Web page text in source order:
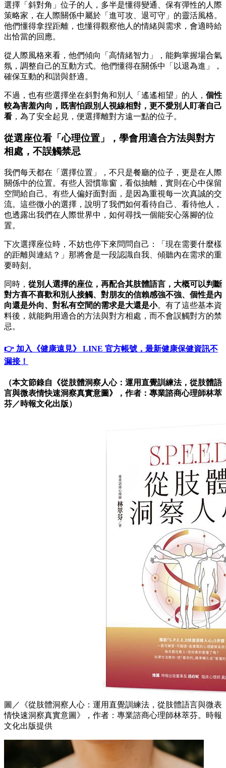
選擇「斜對角」位子的人，多半是懂得變通、保有彈性的人際
策略家，在人際關係中屬於「進可攻、退可守」的靈活風格。
他們懂得拿捏距離，也懂得觀察他人的情緒與需求，會適時給
出恰當的回應。
從人際風格來看，他們傾向「高情緒智力」，能夠掌握場合氣
氛，調整自己的互動方式。他們懂得在關係中「以退為進」，
確保互動的和諧與舒適。
不過，也有些選擇坐在斜對角和別人「遙遙相望」的人， 個性
較為害羞內向，既害怕跟別人視線相對，更不愛別人盯著自己
看 ，為了安全起見，便選擇離對方遠一點的位子。
從選座位看「心理位置」，學會用適合方法與對方
相處，不誤觸禁忌
我們每天都在「選擇位置」，不只是餐廳的位子，更是在人際
關係中的位置。有些人習慣靠窗，看似抽離，實則在心中保留
空間給自己。有些人偏好面對面，是因為重視每一次真誠的交
流。這些微小的選擇，說明了我們如何看待自己、看待他人，
也透露出我們在人際世界中，如何尋找一個能安心落腳的位
置。
下次選擇座位時，不妨也停下來問問自己：「現在需要什麼樣
的距離與連結？」那將會是一段認識自我、傾聽內在需求的重
要時刻。
同時， 從別人選擇的座位，再配合其肢體語言，大概可以判斷
對方喜不喜歡和別人接觸、對朋友的信賴感強不強、個性是內
向還是外向、對私有空間的需求是大還是小。有了這些基本資
料後，就能夠用適合的方法與對方相處，而不會誤觸對方的禁
忌。
👉 加入《健康遠見》 LINE 官方帳號，最新健康保健資訊不
漏接！
（本文節錄自《從肢體洞察人心：運用直覺訓練法，從肢體語
言與微表情快速洞察真實意圖》，作者： 專業諮商心理師林萃
芬／時報文化出版）
圖／《從肢體洞察人心：運用直覺訓練法，從肢體語言與微表
情快速洞察真實意圖》，作者：專業諮商心理師林萃芬。時報
文化出版提供